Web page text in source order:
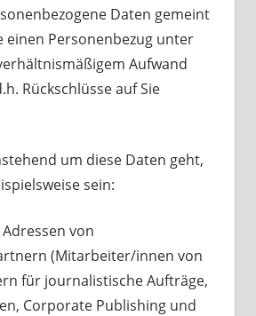
Daten gemeint
einen Personenbezug unter
Aufwand
Rückschlüsse auf Sie
um diese Daten geht,
sein:
von
(Mitarbeiter/innen von
für journalistische Aufträge,
Corporate Publishing und